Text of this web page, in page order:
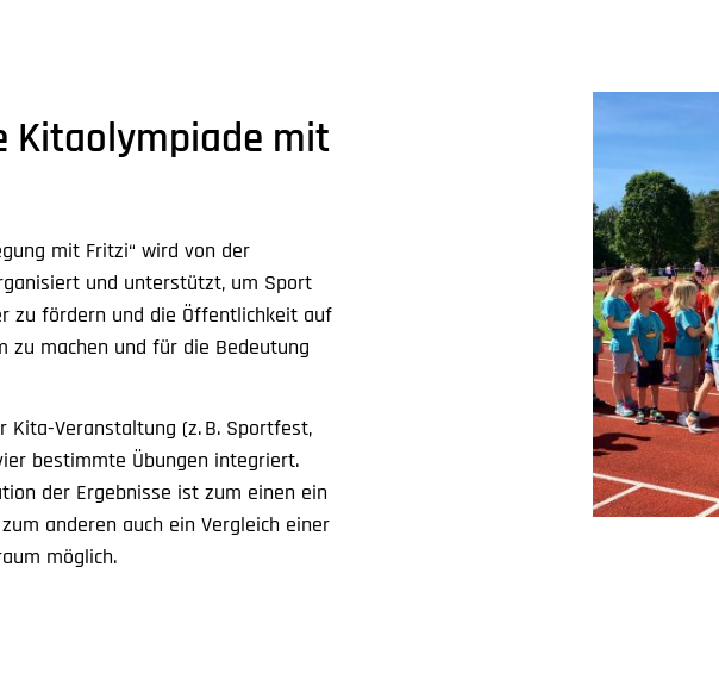
Kitaolympiade mit
mit Fritzi“ wird von der
und unterstützt, um Sport
zu fördern und die Öffentlichkeit auf
zu machen und für die Bedeutung
Kita-Veranstaltung (z. B. Sportfest,
bestimmte Übungen integriert.
der Ergebnisse ist zum einen ein
anderen auch ein Vergleich einer
möglich.